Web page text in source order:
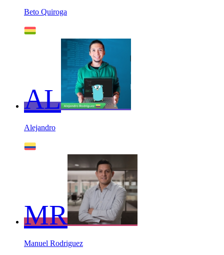
Beto Quiroga
AL
Alejandro
MR
Manuel Rodriguez